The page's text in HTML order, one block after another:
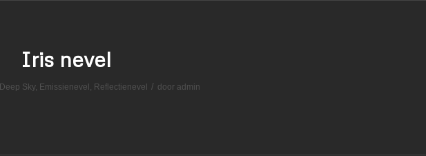
Iris nevel
Deep Sky, Emissienevel , Reflectienevel / door admin